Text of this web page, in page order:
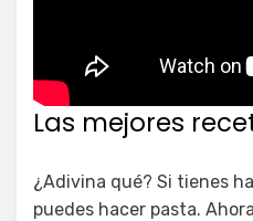
Las mejores
¿Adivina qué? Si tienes
puedes hacer pasta.